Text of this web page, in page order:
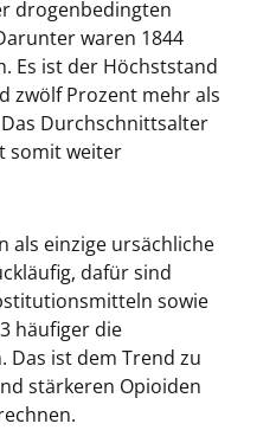
drogenbedingten
waren 1844
Es ist der Höchststand
zwölf Prozent mehr als
Durchschnittsalter
somit weiter
als einzige ursächliche
dafür sind
sowie
häufiger die
Das ist dem Trend zu
stärkeren Opioiden